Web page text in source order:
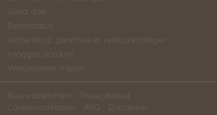
Goed doel
Bestelstatus
Verzending, garanties en retourzendingen
Inloggen account
Veelgestelde vragen
Nieuwsberichten
Privacybeleid
Cookievoorkeuren
AVG
Disclaimer